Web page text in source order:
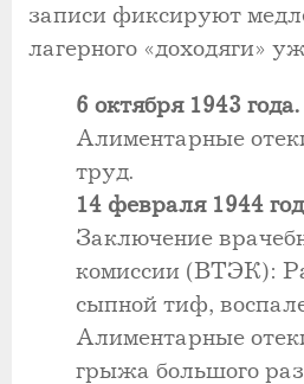
записи фиксируют
лагерного «доходяги»
6 октября 1943 года.
Алиментарные
труд.
14 февраля 1944
Заключение
комиссии (ВТЭК):
сыпной тиф,
Алиментарные
грыжа большого